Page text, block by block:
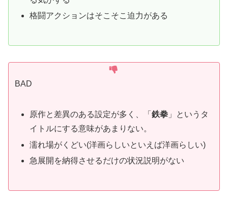
格闘アクションはそこそこ迫力がある
BAD
原作と差異のある設定が多く、「鉄拳 」というタ
イトルにする意味があまりない。
濡れ場がくどい(洋画らしいといえば洋画らしい)
急展開を納得させるだけの状況説明がない